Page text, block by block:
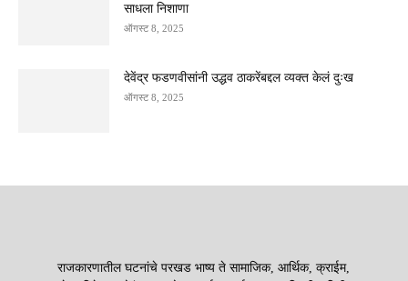
साधला निशाणा
ऑगस्ट 8, 2025
देवेंद्र फडणवीसांनी उद्धव ठाकरेंबद्दल व्यक्त केलं दुःख
ऑगस्ट 8, 2025
राजकारणातील घटनांचे परखड भाष्य ते सामाजिक, आर्थिक, क्राईम,